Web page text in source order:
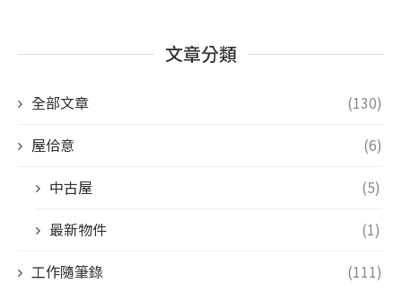
文章分類
全部文章
(130)
屋佮意
(6)
中古屋
(5)
最新物件
(1)
工作隨筆錄
(111)